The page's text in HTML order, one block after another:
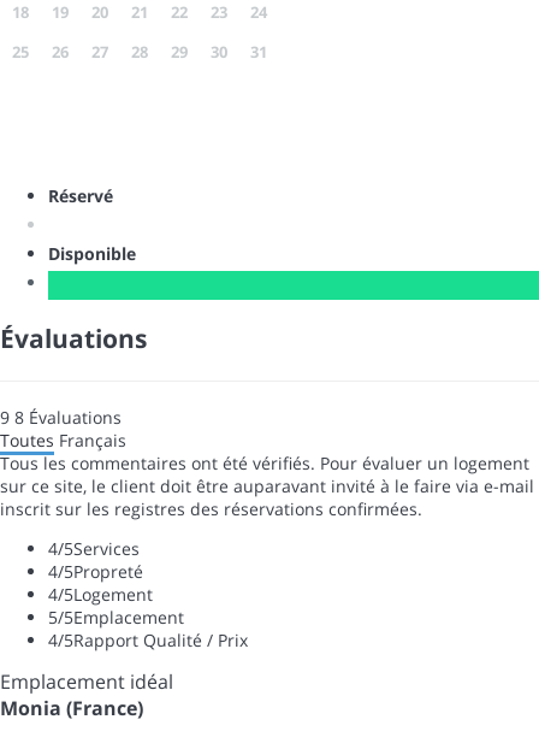
18
19 20 21 22 23
24
25
26 27 28 29 30 31
Réservé
Disponible
Évaluations
9 8 Évaluations
Toutes Français
Tous les commentaires ont été vérifiés. Pour évaluer un logement
sur ce site, le client doit être auparavant invité à le faire via e-mail
inscrit sur les registres des réservations confirmées.
4/5Services
4/5Propreté
4/5Logement
5/5Emplacement
4/5Rapport Qualité / Prix
Emplacement idéal
Monia (France)